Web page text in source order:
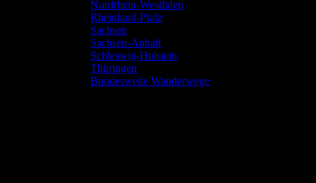
Nordrhein-Westfalen
Rheinland-Pfalz
Sachsen
Sachsen-Anhalt
Schleswig-Holstein
Thüringen
Bundesweite Wanderwege